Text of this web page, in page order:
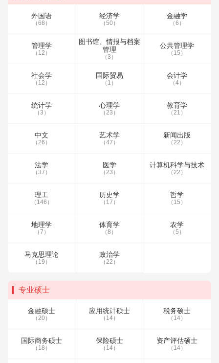
外国语
（68）
经济学
（50）
金融学
（6）
管理学
（12）
图书馆、情报与档案
管理
（3）
公共管理学
（15）
社会学
（12）
国际贸易
（1）
会计学
（4）
统计学
（3）
心理学
（23）
教育学
（21）
中文
（26）
艺术学
（47）
新闻出版
（22）
法学
（37）
医学
（23）
计算机科学与技术
（22）
理工
（146）
历史学
（17）
哲学
（15）
地理学
（7）
体育学
（8）
农学
（5）
马克思理论
（19）
政治学
（22）
专业硕士
金融硕士
（20）
应用统计硕士
（14）
税务硕士
（14）
国际商务硕士
（18）
保险硕士
（14）
资产评估硕士
（14）